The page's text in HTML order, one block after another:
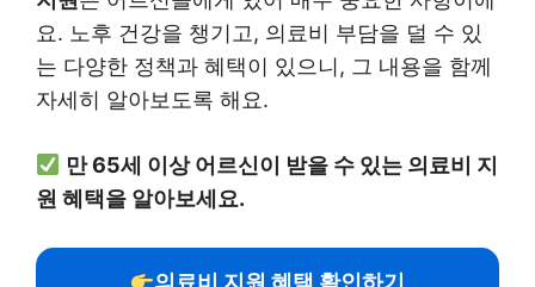
요. 노후 건강을 챙기고, 의료비 부담을 덜 수 있
는 다양한 정책과 혜택이 있으니, 그 내용을 함께
자세히 알아보도록 해요.
만 65세 이상 어르신이 받을 수 있는 의료비 지
원 혜택을 알아보세요.
의료비 지원 혜택 확인하기